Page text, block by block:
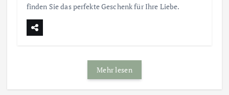
finden Sie das perfekte Geschenk für Ihre Liebe.
Mehr lesen